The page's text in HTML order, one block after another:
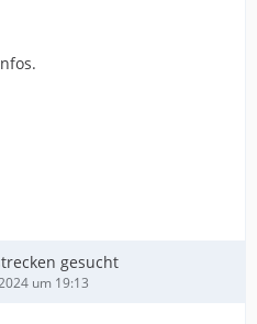
gesucht
um 19:13